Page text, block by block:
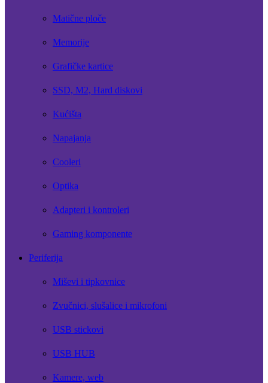
Matične ploče
Memorije
Grafičke kartice
SSD, M2, Hard diskovi
Kućišta
Napajanja
Cooleri
Optika
Adapteri i kontroleri
Gaming komponente
Periferija
Miševi i tipkovnice
Zvučnici, slušalice i mikrofoni
USB stickovi
USB HUB
Kamere, web